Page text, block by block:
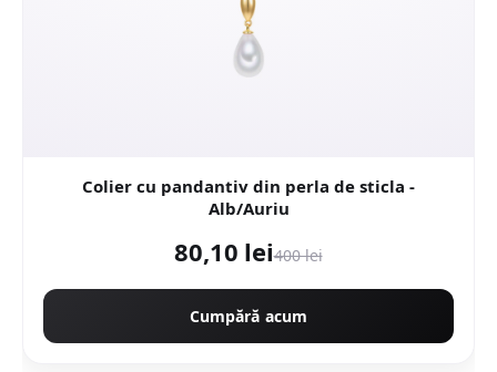
Colier cu pandantiv din perla de sticla -
Alb/Auriu
80,10 lei400 lei
Cumpără acum